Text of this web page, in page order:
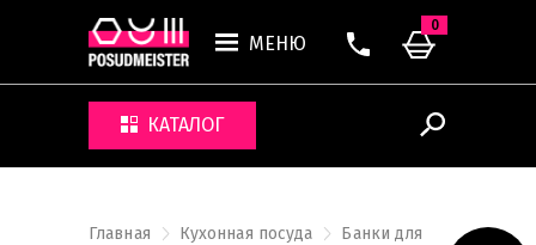
МЕНЮ
КАТАЛОГ
0
Главная Кухонная посуда
Банки для